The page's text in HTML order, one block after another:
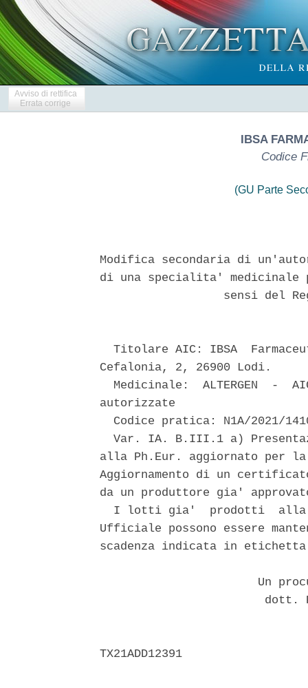
Avviso di rettifica
Errata corrige
IBSA
Codice
(GU Parte
Modifica secondaria di
di una specialita' medicinale
sensi del
Titolare AIC: IBSA
Cefalonia, 2, 26900 Lodi.
Medicinale:  ALTERGEN  -
autorizzate
Codice pratica: N1A/2021/
Var. IA. B.III.1 a)
alla Ph.Eur. aggiornato per
Aggiornamento di un
da un produttore gia'
I lotti gia'  prodotti
Ufficiale possono essere
scadenza indicata in
Un